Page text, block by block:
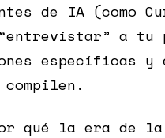
de IA (como
a tu
específicas y
qué la era de la